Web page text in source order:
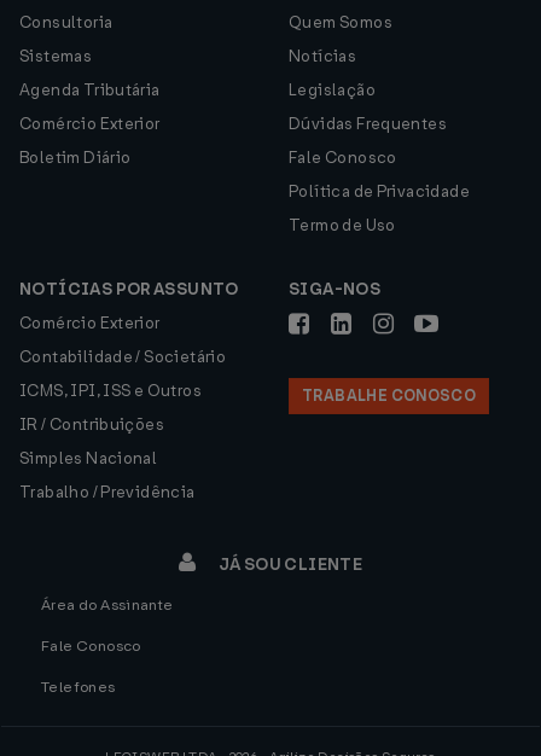
Consultoria
Sistemas
Agenda Tributária
Comércio Exterior
Boletim Diário
Quem Somos
Notícias
Legislação
Dúvidas Frequentes
Fale Conosco
Política de Privacidade
Termo de Uso
NOTÍCIAS POR ASSUNTO
Comércio Exterior
Contabilidade / Societário
ICMS, IPI, ISS e Outros
IR / Contribuições
Simples Nacional
Trabalho / Previdência
SIGA-NOS
TRABALHE CONOSCO
JÁ SOU CLIENTE
Área do Assinante
Fale Conosco
Telefones